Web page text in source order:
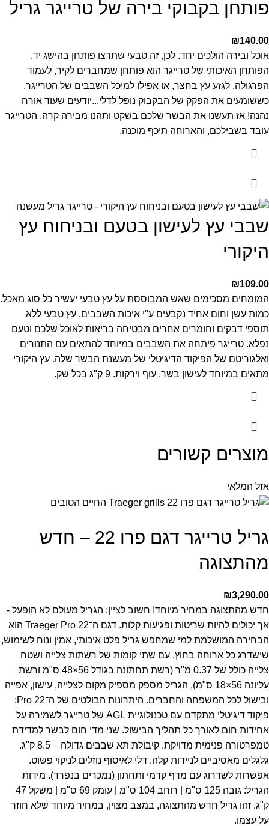
פותחן בקבוקי בירה של טרייגר גריל
₪140.00
אוכל ובירה הולכים יחד. לכן, זה טבעי שתרצו פותחן בהישג יד.
הפותחן האיכותי של טרייגר הוא פותחן שמחברים לקיר, לעמוד
הפרגולה, לגזע עץ בחצר, או אפילו למיכל השבבים של הטרייגר.
כששומעים את הפקק של הבקבוק נופל לדלי...יודעים שעוד אורח
נהנה! אז תעשנו את הבשר שלכם בשקט ותהנו מבירה קרה. הטרייגר
עובד בשבילכם, והארוחה תיכף מוכנה.
שבבי עץ לעישון בטעם ובניחוח עץ
היקורי
₪109.00
המומחים מסכימים שאש המבוססת על עץ טבעי יעשיר כל סוג מאכל.
כמות עשן וחום אחיד נקבעים ע"י איכות השבבים. עץ טבעי ללא
תוספי דבקים וחומרים אחרים מבטיחה בריאות לאוכל שלכם וטעם
נפלא. טרייגר פיתחה את השבבים במיוחד להתאים עם התנורים
ואלגוריטם של הפיקוד הדיגיטלי של מעשנת הבשר שלה. עץ היקורי
מתאים במיוחד לעישון בשר, עוף וירקות. 9 ק"ג בכל שק.
מוצרים קשורים
אזל המלאי
גריל טרייגר דגם פרו 22 – חדש
מהתצוגה
₪3,290.00
חדש מהתצוגה במחיר מיוחד! חשוב לציין: הגריל מעולם לא הופעל -
אך יכולים להיות שריטות ופגיעות קלות.
דגם ה־Traeger Pro 22 הוא
הבחירה המושלמת למי שמחפש גריל פלט איכותי, אמין ונוח לשימוש,
שישדרג כל ארוחה בחוץ. עם שתי קומות של רשתות צלייה ושטח
צלייה כולל של 0.37 מ"ר (רשת תחתונה בגודל 56×48 ס"מ ורשת
עליונה 56×18 ס"מ), הגריל מספק מספיק מקום לצלייה, עישון, אפייה
ובישול לכל המשפחה והחברים. היתרונות הבולטים של ה־Pro 22:
פיקוד דיגיטלי מתקדם עם טכנולוגיית AGL של טרייגר לשמירה על
אחידות חום לאורך כל תהליך הבישול. שני מדי חום לבשר למדידת
טמפרטורה פנימית מדויקת. קיבולת תא שבבים גדולה – 8.5 ק"ג.
גלגלים מאסיביים לניידות קלה. דלי לאיסוף נוזלים לניקוי פשוט.
אפשרות לשדרוג עם מדף קדמי ותחתון (נמכרים בנפרד). מידות
הגריל: גובה 125 ס"מ | רוחב 104 ס"מ | עומק 69 ס"מ | משקל 47
ק"ג. זהו גריל חדש מהתצוגה, במצב מצוין, במחיר מיוחד שלא חוזר
על עצמו.